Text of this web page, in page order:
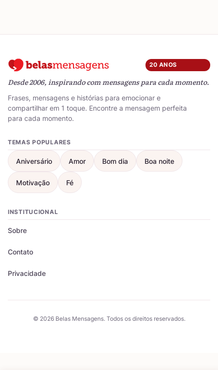
20 ANOS
Desde 2006, inspirando com mensagens para cada momento.
Frases, mensagens e histórias para emocionar e
compartilhar em 1 toque. Encontre a mensagem perfeita
para cada momento.
TEMAS POPULARES
Aniversário Amor Bom dia Boa noite
Motivação Fé
INSTITUCIONAL
Sobre
Contato
Privacidade
© 2026 Belas Mensagens. Todos os direitos reservados.